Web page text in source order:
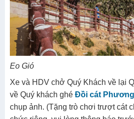
Eo Gió
Xe và HDV chở Quý Khách về lại
về Quý khách ghé Đồi cát
chụp ảnh. (Tặng trò chơi trượt cát